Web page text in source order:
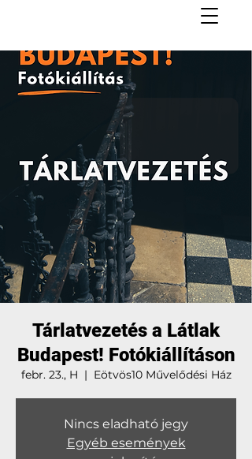
Tárlatvezetés a Látlak
Budapest! Fotókiállításon
febr. 23., H
  |
Eötvös10 Művelődési Ház
Nincs eladható jegy
Egyéb események